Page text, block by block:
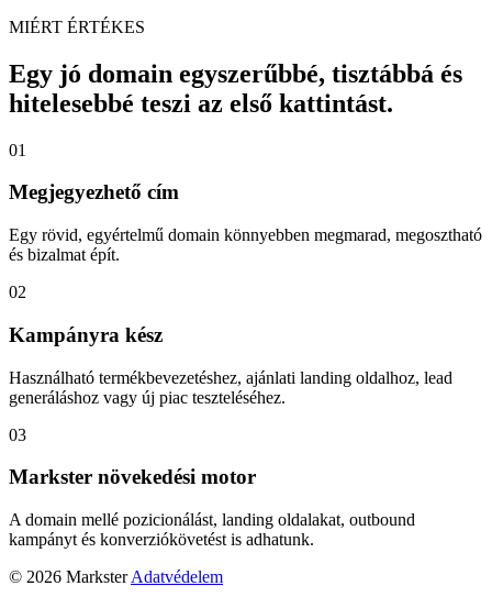
MIÉRT ÉRTÉKES
Egy jó domain egyszerűbbé, tisztábbá és
hitelesebbé teszi az első kattintást.
01
Megjegyezhető cím
Egy rövid, egyértelmű domain könnyebben megmarad, megosztható
és bizalmat épít.
02
Kampányra kész
Használható termékbevezetéshez, ajánlati landing oldalhoz, lead
generáláshoz vagy új piac teszteléséhez.
03
Markster növekedési motor
A domain mellé pozicionálást, landing oldalakat, outbound
kampányt és konverziókövetést is adhatunk.
© 2026 Markster Adatvédelem